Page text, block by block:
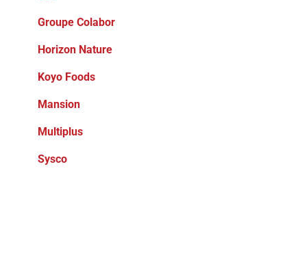
Groupe Colabor
Horizon Nature
Koyo Foods
Mansion
Multiplus
Sysco